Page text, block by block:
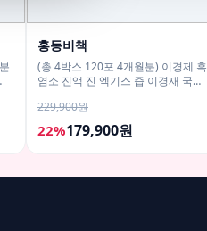
홍동비책
(총 4박스 120포 4개월분) 이경제 흑
염소 진액 진 엑기스 즙 이경재 국내
229,900원
22%179,900원